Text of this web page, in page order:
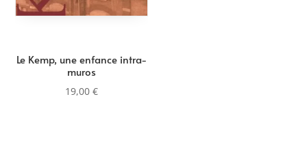
Le Kemp, une enfance intra-
muros
19,00€